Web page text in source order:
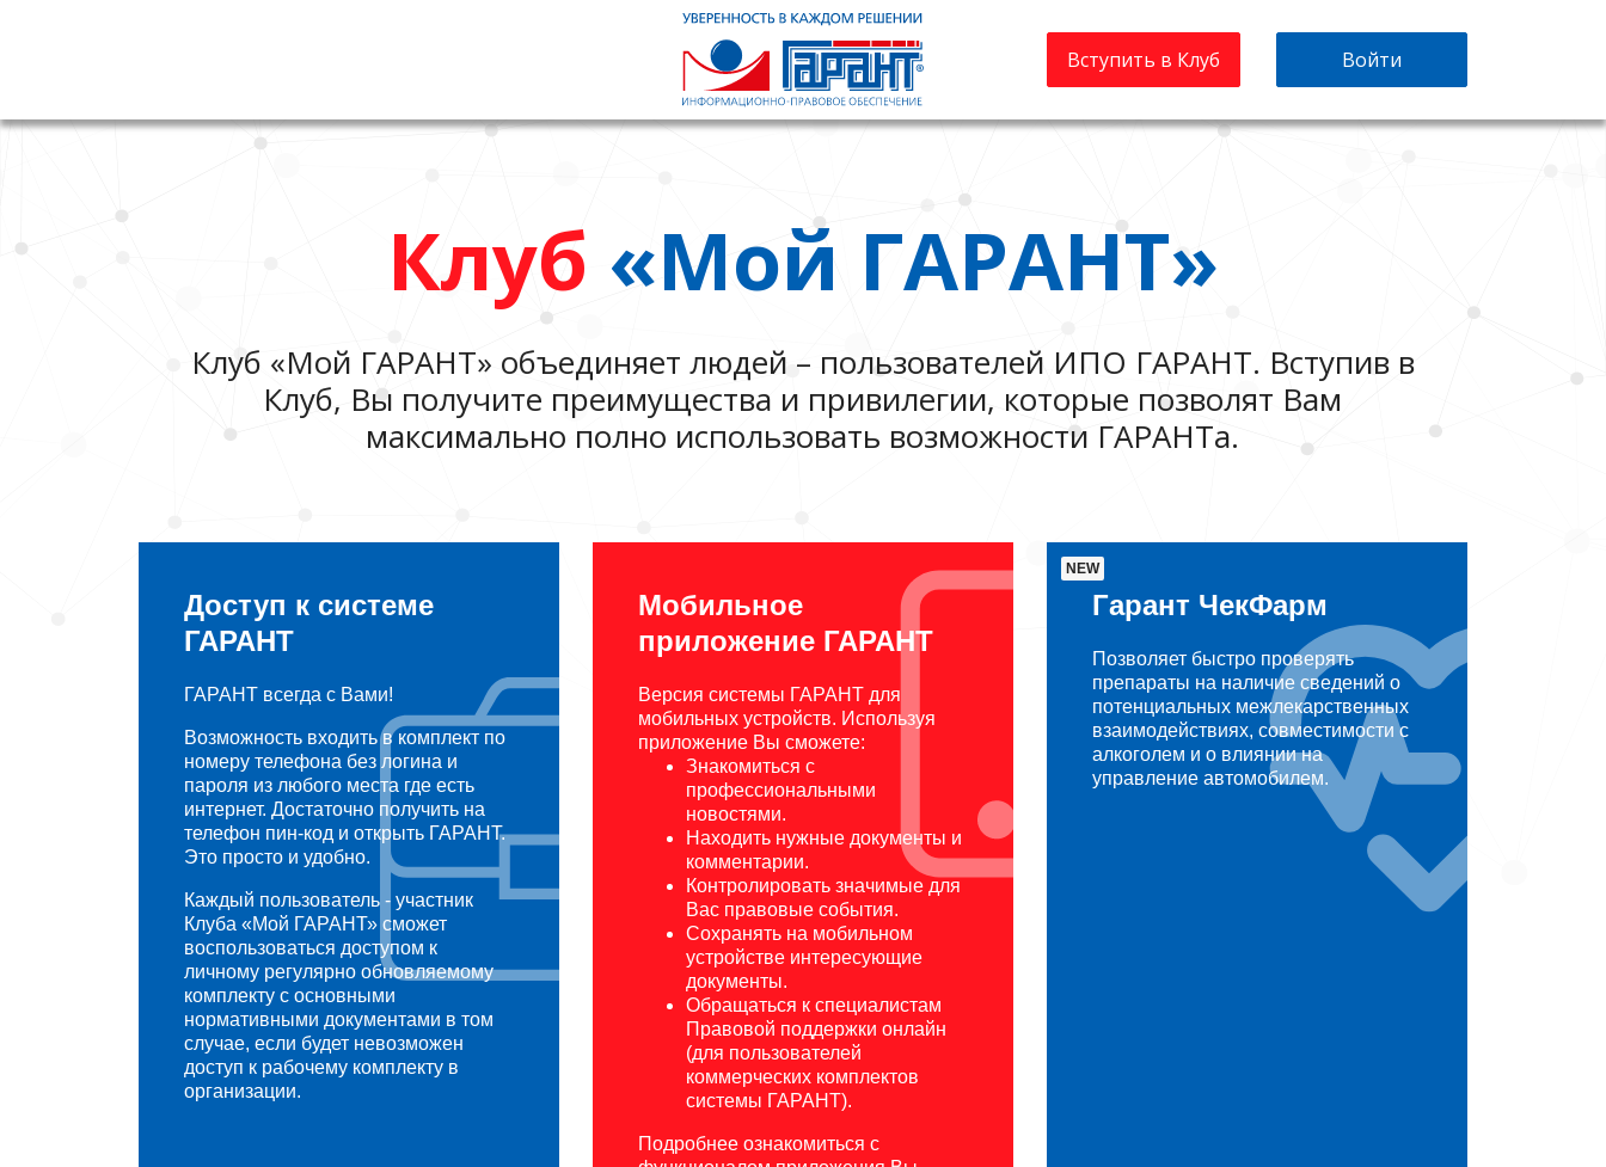
Вступить в Клуб Войти
Клуб «Мой ГАРАНТ»
Клуб «Мой ГАРАНТ» объединяет людей – пользователей ИПО ГАРАНТ. Вступив в
Клуб, Вы получите преимущества и привилегии, которые позволят Вам
максимально полно использовать возможности ГАРАНТа.
Доступ к системе
ГАРАНТ
ГАРАНТ всегда с Вами!
Возможность входить в комплект по
номеру телефона без логина и
пароля из любого места где есть
интернет. Достаточно получить на
телефон пин-код и открыть ГАРАНТ.
Это просто и удобно.
Каждый пользователь - участник
Клуба «Мой ГАРАНТ» сможет
воспользоваться доступом к
личному регулярно обновляемому
комплекту с основными
нормативными документами в том
случае, если будет невозможен
доступ к рабочему комплекту в
организации.
Мобильное
приложение ГАРАНТ
Версия системы ГАРАНТ для
мобильных устройств. Используя
приложение Вы сможете:
Знакомиться с
профессиональными
новостями.
Находить нужные документы и
комментарии.
Контролировать значимые для
Вас правовые события.
Сохранять на мобильном
устройстве интересующие
документы.
Обращаться к специалистам
Правовой поддержки онлайн
(для пользователей
коммерческих комплектов
системы ГАРАНТ).
Подробнее ознакомиться с
Гарант ЧекФарм
Позволяет быстро проверять
препараты на наличие сведений о
потенциальных межлекарственных
взаимодействиях, совместимости с
алкоголем и о влиянии на
управление автомобилем.
NEW